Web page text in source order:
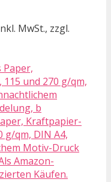
MwSt., zzgl.
Kraftpapier-
g/qm, DIN A4,
Motiv-Druck
Amazon-
Käufen.